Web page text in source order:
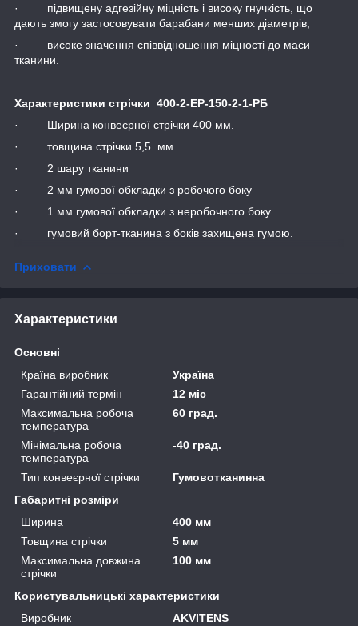
· підвищену адгезійну міцність і високу гнучкість, що
дають змогу застосовувати барабани менших діаметрів;
· високе значення співвідношення міцності до маси
тканини.
Характеристики стрічки 400-2-ЕР-150-2-1-РБ
· Ширина конвеєрної стрічки 400 мм.
· товщина стрічки 5,5 мм
· 2 шару тканини
· 2 мм гумової обкладки з робочого боку
· 1 мм гумової обкладки з неробочного боку
· гумовий борт-тканина з боків захищена гумою.
Приховати
Характеристики
Основні
Країна виробник
Україна
Гарантійний термін
12 міс
Максимальна робоча
температура
60 град.
Мінімальна робоча
температура
-40 град.
Тип конвеєрної стрічки
Гумовотканинна
Габаритні розміри
Ширина
400 мм
Товщина стрічки
5 мм
Максимальна довжина
стрічки
100 мм
Користувальницькі характеристики
Виробник
AKVITENS